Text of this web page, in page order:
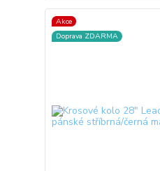
Akce
Doprava ZDARMA